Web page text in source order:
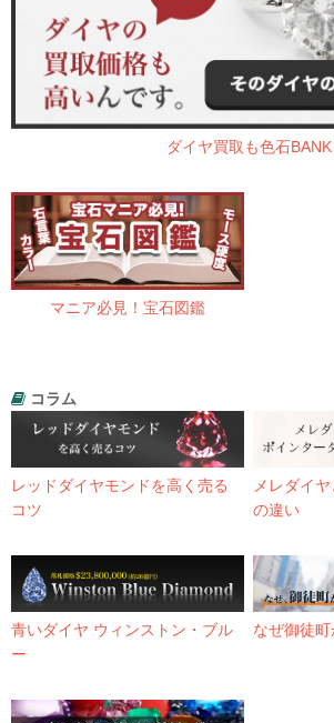
ダイヤ買取も色石BANK
マニア必見！宝石図鑑
コラム
レッドダイヤモンドを高く売る
コツ
メレダイ
の違い
青いダイヤ ウィンストン・ブル
ー
なぜ御徒